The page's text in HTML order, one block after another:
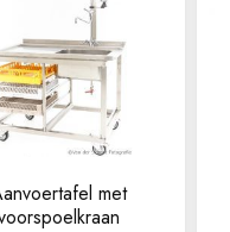
met